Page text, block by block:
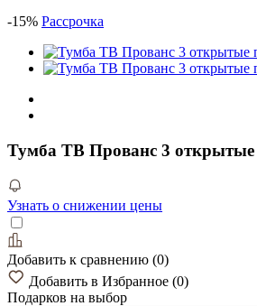
-15% Рассрочка
Тумба ТВ Прованс 3
Узнать о снижении цены
Добавить к сравнению (0)
Добавить в Избранное (0)
Подарков на выбор